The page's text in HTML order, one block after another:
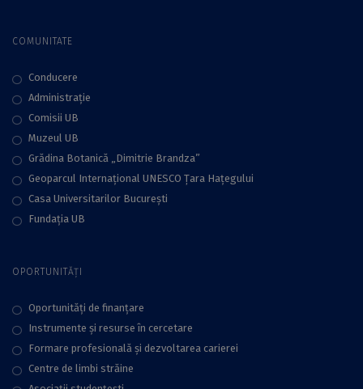
COMUNITATE
Conducere
Administraţie
Comisii UB
Muzeul UB
Grădina Botanică „Dimitrie Brandza”
Geoparcul Internațional UNESCO Țara Hațegului
Casa Universitarilor București
Fundaţia UB
OPORTUNITĂȚI
Oportunități de finanțare
Instrumente și resurse în cercetare
Formare profesională și dezvoltarea carierei
Centre de limbi străine